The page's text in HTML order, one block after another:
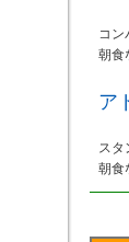
コン
朝食
ア
スタ
朝食